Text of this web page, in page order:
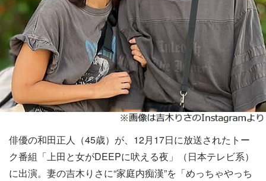
俳優の和田正人（45歳）が、12月17日に放送されたトー
ク番組「上田と女がDEEPに吠える夜」（日本テレビ系）
に出演。妻の吉木りさに“家庭内痴漢”を「めっちゃやっち